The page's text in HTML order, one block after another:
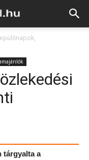
tárgyalta a